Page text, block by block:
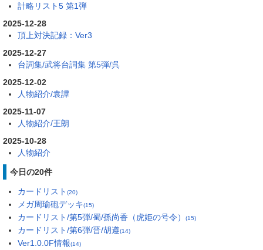
計略リスト5 第1弾
2025-12-28
頂上対決記録：Ver3
2025-12-27
台詞集/武将台詞集 第5弾/呉
2025-12-02
人物紹介/袁譚
2025-11-07
人物紹介/王朗
2025-10-28
人物紹介
今日の20件
カードリスト (20)
メガ周瑜砲デッキ(15)
カードリスト/第5弾/蜀/孫尚香（虎姫の号令） (15)
カードリスト/第6弾/晋/胡遵(14)
Ver1.0.0F情報(14)